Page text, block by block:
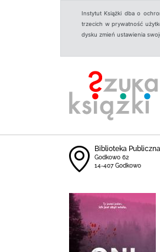
Instytut Książki dba o
trzecich w prywatność
dysku zmień ustawienia
Biblioteka
Godkowo 62
14-407 Godkowo